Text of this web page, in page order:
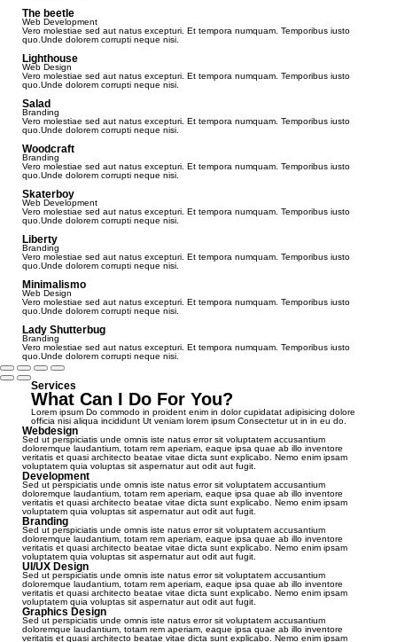
The beetle
Web Development
Vero molestiae sed aut natus excepturi. Et tempora numquam. Temporibus iusto
quo.Unde dolorem corrupti neque nisi.
Lighthouse
Web Design
Vero molestiae sed aut natus excepturi. Et tempora numquam. Temporibus iusto
quo.Unde dolorem corrupti neque nisi.
Salad
Branding
Vero molestiae sed aut natus excepturi. Et tempora numquam. Temporibus iusto
quo.Unde dolorem corrupti neque nisi.
Woodcraft
Branding
Vero molestiae sed aut natus excepturi. Et tempora numquam. Temporibus iusto
quo.Unde dolorem corrupti neque nisi.
Skaterboy
Web Development
Vero molestiae sed aut natus excepturi. Et tempora numquam. Temporibus iusto
quo.Unde dolorem corrupti neque nisi.
Liberty
Branding
Vero molestiae sed aut natus excepturi. Et tempora numquam. Temporibus iusto
quo.Unde dolorem corrupti neque nisi.
Minimalismo
Web Design
Vero molestiae sed aut natus excepturi. Et tempora numquam. Temporibus iusto
quo.Unde dolorem corrupti neque nisi.
Lady Shutterbug
Branding
Vero molestiae sed aut natus excepturi. Et tempora numquam. Temporibus iusto
quo.Unde dolorem corrupti neque nisi.
Services
What Can I Do For You?
Lorem ipsum Do commodo in proident enim in dolor cupidatat adipisicing dolore
officia nisi aliqua incididunt Ut veniam lorem ipsum Consectetur ut in in eu do.
Webdesign
Sed ut perspiciatis unde omnis iste natus error sit voluptatem accusantium
doloremque laudantium, totam rem aperiam, eaque ipsa quae ab illo inventore
veritatis et quasi architecto beatae vitae dicta sunt explicabo. Nemo enim ipsam
voluptatem quia voluptas sit aspernatur aut odit aut fugit.
Development
Sed ut perspiciatis unde omnis iste natus error sit voluptatem accusantium
doloremque laudantium, totam rem aperiam, eaque ipsa quae ab illo inventore
veritatis et quasi architecto beatae vitae dicta sunt explicabo. Nemo enim ipsam
voluptatem quia voluptas sit aspernatur aut odit aut fugit.
Branding
Sed ut perspiciatis unde omnis iste natus error sit voluptatem accusantium
doloremque laudantium, totam rem aperiam, eaque ipsa quae ab illo inventore
veritatis et quasi architecto beatae vitae dicta sunt explicabo. Nemo enim ipsam
voluptatem quia voluptas sit aspernatur aut odit aut fugit.
UI/UX Design
Sed ut perspiciatis unde omnis iste natus error sit voluptatem accusantium
doloremque laudantium, totam rem aperiam, eaque ipsa quae ab illo inventore
veritatis et quasi architecto beatae vitae dicta sunt explicabo. Nemo enim ipsam
voluptatem quia voluptas sit aspernatur aut odit aut fugit.
Graphics Design
Sed ut perspiciatis unde omnis iste natus error sit voluptatem accusantium
doloremque laudantium, totam rem aperiam, eaque ipsa quae ab illo inventore
veritatis et quasi architecto beatae vitae dicta sunt explicabo. Nemo enim ipsam